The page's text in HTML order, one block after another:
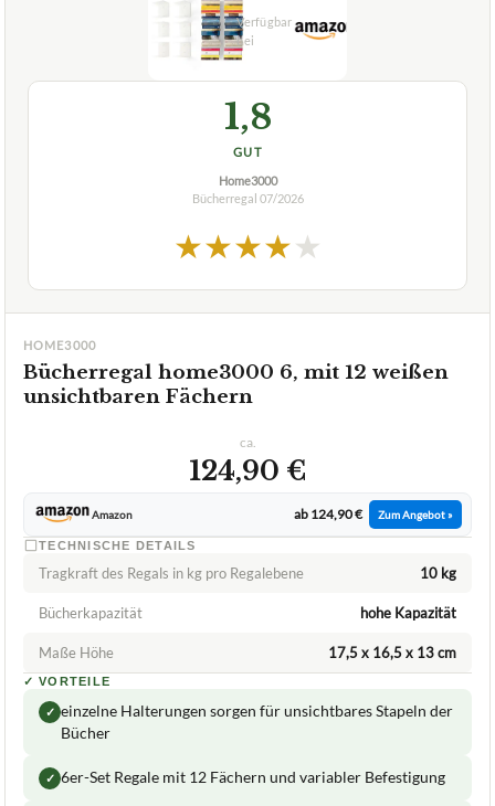
1,8
GUT
Home3000
Bücherregal 07/2026
★★★★★
HOME3000
Bücherregal home3000 6, mit 12 weißen
unsichtbaren Fächern
ca.
124,90 €
Amazon ab 124,90 € Zum Angebot »
TECHNISCHE DETAILS
Tragkraft des Regals in kg pro Regalebene 10 kg
Bücherkapazität hohe Kapazität
Maße Höhe 17,5 x 16,5 x 13 cm
✓ VORTEILE
✓ einzelne Halterungen sorgen für unsichtbares Stapeln der
Bücher
✓ 6er-Set Regale mit 12 Fächern und variabler Befestigung